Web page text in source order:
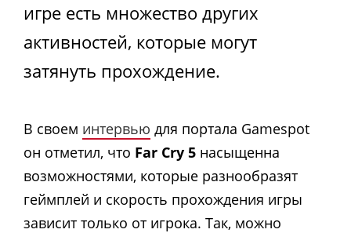
игре есть множество других
активностей, которые могут
затянуть прохождение.
В своем интервью для портала Gamespot
он отметил, что Far Cry 5 насыщенна
возможностями, которые разнообразят
геймплей и скорость прохождения игры
зависит только от игрока. Так, можно